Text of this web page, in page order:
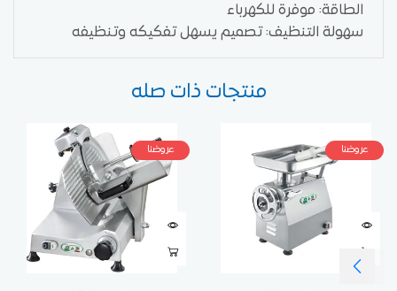
الطاقة: موفرة للكهرباء
سهولة التنظيف: تصميم يسهل تفكيكه وتنظيفه
منتجات ذات صله
عروضنا عروضنا